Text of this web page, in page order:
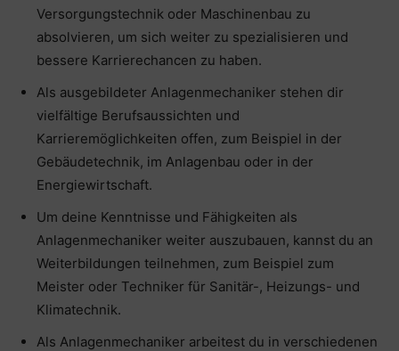
Versorgungstechnik oder Maschinenbau zu
absolvieren, um sich weiter zu spezialisieren und
bessere Karrierechancen zu haben.
Als ausgebildeter Anlagenmechaniker stehen dir
vielfältige Berufsaussichten und
Karrieremöglichkeiten offen, zum Beispiel in der
Gebäudetechnik, im Anlagenbau oder in der
Energiewirtschaft.
Um deine Kenntnisse und Fähigkeiten als
Anlagenmechaniker weiter auszubauen, kannst du an
Weiterbildungen teilnehmen, zum Beispiel zum
Meister oder Techniker für Sanitär-, Heizungs- und
Klimatechnik.
Als Anlagenmechaniker arbeitest du in verschiedenen